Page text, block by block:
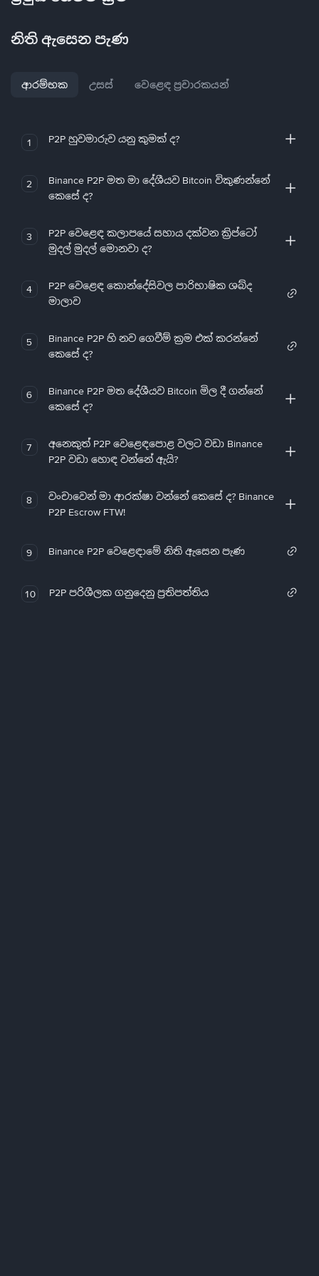
නිති ඇසෙන පැණ
ආරම්භක උසස් වෙළෙඳ ප්‍රචාරකයන්
1 P2P හුවමාරුව යනු කුමක් ද?
2
Binance P2P මත මා දේශීයව Bitcoin විකුණන්නේ
කෙසේ ද?
3
P2P වෙළෙඳ කලාපයේ සහාය දක්වන ක්‍රිප්ටෝ
මුදල් මුදල් මොනවා ද?
4
P2P වෙළෙඳ කොන්දේසිවල පාරිභාෂික ශබ්ද
මාලාව
5
Binance P2P හි නව ගෙවීම් ක්‍රම එක් කරන්නේ
කෙසේ ද?
6
Binance P2P මත දේශීයව Bitcoin මිල දී ගන්නේ
කෙසේ ද?
7
අනෙකුත් P2P වෙළෙඳපොළ වලට වඩා Binance
P2P වඩා හොඳ වන්නේ ඇයි?
8
වංචාවෙන් මා ආරක්ෂා වන්නේ කෙසේ ද? Binance
P2P Escrow FTW!
9 Binance P2P වෙළෙඳාමේ නිති ඇසෙන පැණ
10 P2P පරිශීලක ගනුදෙනු ප්‍රතිපත්තිය